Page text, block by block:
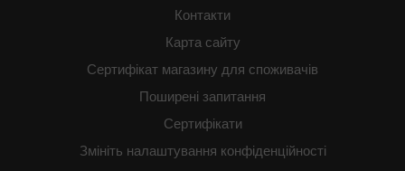
Контакти
Карта сайту
Сертифікат магазину для споживачів
Поширені запитання
Сертифікати
Змініть налаштування конфіденційності